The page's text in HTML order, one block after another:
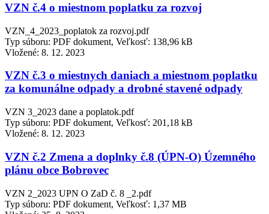
VZN č.4 o miestnom poplatku za rozvoj
VZN_4_2023_poplatok za rozvoj.pdf
Typ súboru: PDF dokument, Veľkosť: 138,96 kB
Vložené: 8. 12. 2023
VZN č.3 o miestnych daniach a miestnom poplatku
za komunálne odpady a drobné stavené odpady
VZN 3_2023 dane a poplatok.pdf
Typ súboru: PDF dokument, Veľkosť: 201,18 kB
Vložené: 8. 12. 2023
VZN č.2 Zmena a doplnky č.8 (ÚPN-O) Územného
plánu obce Bobrovec
VZN 2_2023 UPN O ZaD č. 8 _2.pdf
Typ súboru: PDF dokument, Veľkosť: 1,37 MB